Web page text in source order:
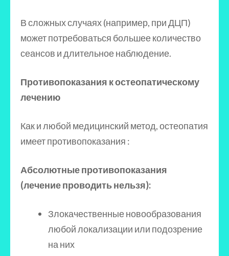
В сложных случаях (например, при ДЦП)
может потребоваться большее количество
сеансов и длительное наблюдение.
Противопоказания к остеопатическому
лечению
Как и любой медицинский метод, остеопатия
имеет противопоказания :
Абсолютные противопоказания
(лечение проводить нельзя):
Злокачественные новообразования
любой локализации или подозрение
на них